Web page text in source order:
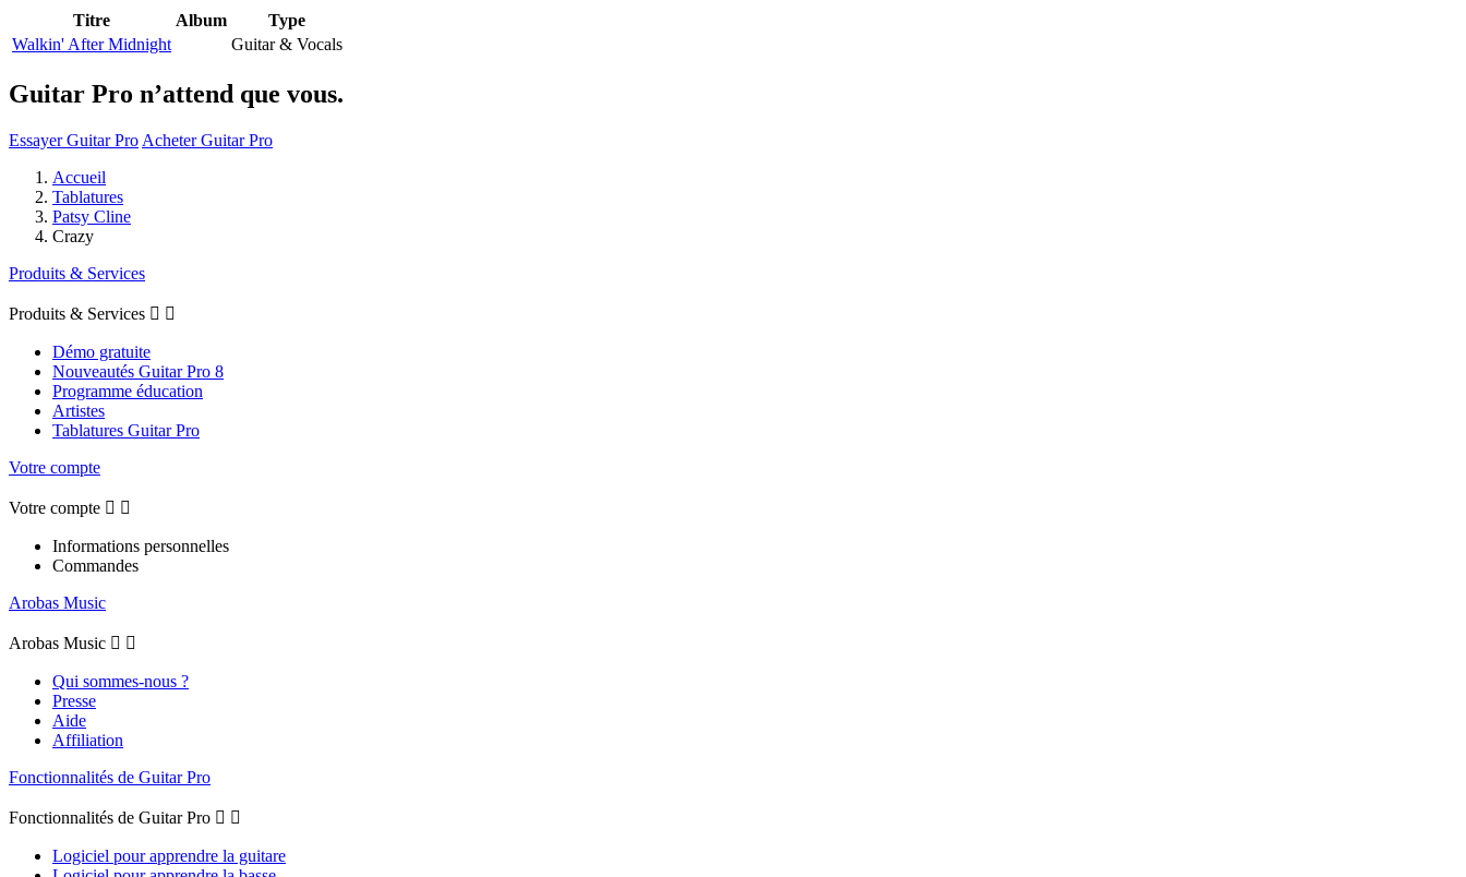
Titre Album
Type
Walkin' After Midnight
Guitar & Vocals
Guitar Pro n’attend que vous.
Essayer Guitar Pro Acheter Guitar Pro
Accueil
Tablatures
Patsy Cline
Crazy
Produits & Services
Produits & Services  
Démo gratuite
Nouveautés Guitar Pro 8
Programme éducation
Artistes
Tablatures Guitar Pro
Votre compte
Votre compte  
Informations personnelles
Commandes
Arobas Music
Arobas Music  
Qui sommes-nous ?
Presse
Aide
Affiliation
Fonctionnalités de Guitar Pro
Fonctionnalités de Guitar Pro  
Logiciel pour apprendre la guitare